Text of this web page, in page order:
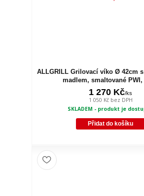
ALLGRILL Grilovací víko Ø 42cm
madlem, smaltované PWI,
1 270 Kč/ks
1 050 Kč bez DPH
SKLADEM - produkt je
Přidat do košíku